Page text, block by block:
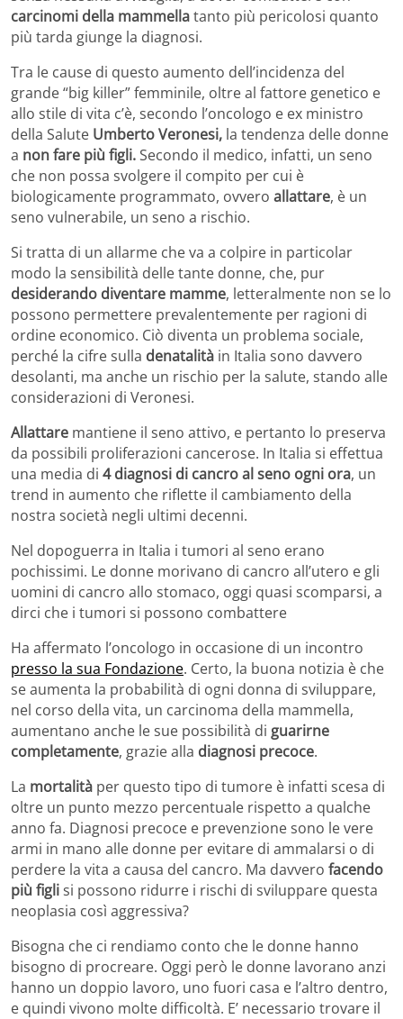
carcinomi della mammellatanto più pericolosi quanto
più tarda giunge la diagnosi.
Tra le cause di questo aumento dell’incidenza del
grande “big killer” femminile, oltre al fattore genetico e
allo stile di vita c’è, secondo l’oncologo e ex ministro
della Salute Umberto Veronesi, la tendenza delle donne
a non fare più figli.Secondo il medico, infatti, un seno
che non possa svolgere il compito per cui è
biologicamente programmato, ovvero allattare, è un
seno vulnerabile, un seno a rischio.
Si tratta di un allarme che va a colpire in particolar
modo la sensibilità delle tante donne, che, pur
desiderando diventare mamme, letteralmente non se lo
possono permettere prevalentemente per ragioni di
ordine economico. Ciò diventa un problema sociale,
perché la cifre sulla denatalità in Italia sono davvero
desolanti, ma anche un rischio per la salute, stando alle
considerazioni di Veronesi.
Allattare mantiene il seno attivo, e pertanto lo preserva
da possibili proliferazioni cancerose. In Italia si effettua
una media di 4 diagnosi di cancro al seno ogni ora, un
trend in aumento che riflette il cambiamento della
nostra società negli ultimi decenni.
Nel dopoguerra in Italia i tumori al seno erano
pochissimi. Le donne morivano di cancro all’utero e gli
uomini di cancro allo stomaco, oggi quasi scomparsi, a
dirci che i tumori si possono combattere
Ha affermato l’oncologo in occasione di un incontro
presso la sua Fondazione. Certo, la buona notizia è che
se aumenta la probabilità di ogni donna di sviluppare,
nel corso della vita, un carcinoma della mammella,
aumentano anche le sue possibilità di guarirne
completamente, grazie alla diagnosi precoce.
La mortalità per questo tipo di tumore è infatti scesa di
oltre un punto mezzo percentuale rispetto a qualche
anno fa. Diagnosi precoce e prevenzione sono le vere
armi in mano alle donne per evitare di ammalarsi o di
perdere la vita a causa del cancro. Ma davvero facendo
più figlisi possono ridurre i rischi di sviluppare questa
neoplasia così aggressiva?
Bisogna che ci rendiamo conto che le donne hanno
bisogno di procreare. Oggi però le donne lavorano anzi
hanno un doppio lavoro, uno fuori casa e l’altro dentro,
e quindi vivono molte difficoltà. E’ necessario trovare il